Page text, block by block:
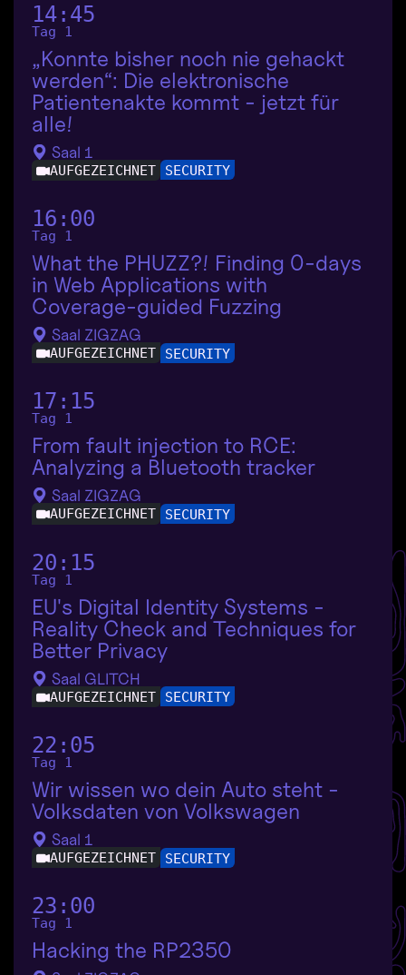
14:45
Tag 1
„Konnte bisher noch nie gehackt
werden“: Die elektronische
Patientenakte kommt - jetzt für
alle!
Saal 1
AUFGEZEICHNET SECURITY
16:00
Tag 1
What the PHUZZ?! Finding 0-days
in Web Applications with
Coverage-guided Fuzzing
Saal ZIGZAG
AUFGEZEICHNET SECURITY
17:15
Tag 1
From fault injection to RCE:
Analyzing a Bluetooth tracker
Saal ZIGZAG
AUFGEZEICHNET SECURITY
20:15
Tag 1
EU's Digital Identity Systems -
Reality Check and Techniques for
Better Privacy
Saal GLITCH
AUFGEZEICHNET SECURITY
22:05
Tag 1
Wir wissen wo dein Auto steht -
Volksdaten von Volkswagen
Saal 1
AUFGEZEICHNET SECURITY
23:00
Tag 1
Hacking the RP2350